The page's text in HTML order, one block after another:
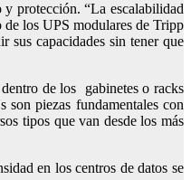
y protección. “La escalabilidad
los UPS modulares de Tripp
sus capacidades sin tener que
de los gabinetes o racks
son piezas fundamentales con
tipos que van desde los más
en los centros de datos se